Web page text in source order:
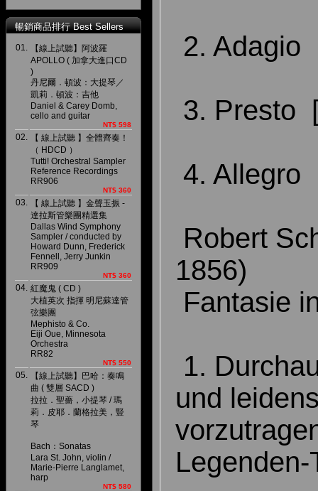
暢銷商品排行 Best Sellers
01.
【線上試聽】阿波羅
APOLLO ( 加拿大進口CD
)
丹尼爾．頓波：大提琴／
凱莉．頓波：吉他
Daniel & Carey Domb,
cello and guitar
NT$ 598
02.
【 線上試聽 】全體齊奏！
（ HDCD ）
Tutti! Orchestral Sampler
Reference Recordings
RR906
NT$ 360
03.
【 線上試聽 】金聲玉振 -
達拉斯管樂團精選集
Dallas Wind Symphony
Sampler / conducted by
Howard Dunn, Frederick
Fennell, Jerry Junkin
RR909
NT$ 360
04. 紅魔鬼 ( CD )
大植英次 指揮 明尼蘇達管
弦樂團
Mephisto & Co.
Eiji Oue, Minnesota
Orchestra
RR82
NT$ 550
05.
【線上試聽】巴哈：奏鳴
曲 ( 雙層 SACD )
拉拉．聖薔，小提琴 / 瑪
莉．皮耶．蘭格拉美，豎
琴
Bach：Sonatas
Lara St. John, violin /
Marie-Pierre Langlamet,
harp
NT$ 580
2. Adagio
3. Presto
4. Allegro
Robert
1856)
Fantasie
1.
und